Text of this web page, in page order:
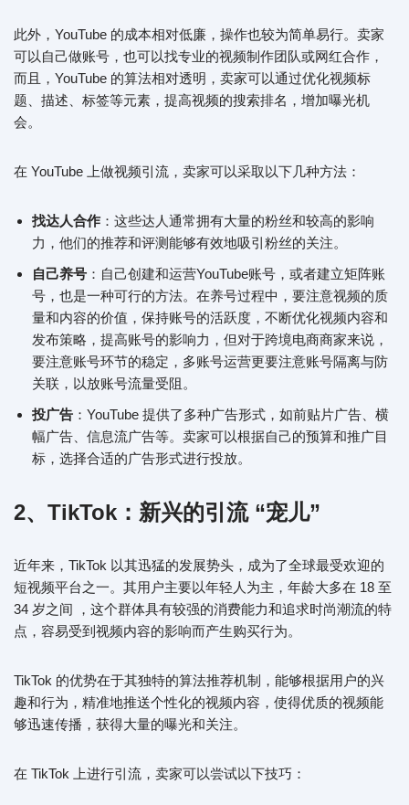
此外，YouTube 的成本相对低廉，操作也较为简单易行。卖家
可以自己做账号，也可以找专业的视频制作团队或网红合作，
而且，YouTube 的算法相对透明，卖家可以通过优化视频标
题、描述、标签等元素，提高视频的搜索排名，增加曝光机
会。
在 YouTube 上做视频引流，卖家可以采取以下几种方法：
找达人合作 ：这些达人通常拥有大量的粉丝和较高的影响
力，他们的推荐和评测能够有效地吸引粉丝的关注。
自己养号 ：自己创建和运营YouTube账号，或者建立矩阵账
号，也是一种可行的方法。在养号过程中，要注意视频的质
量和内容的价值，保持账号的活跃度，不断优化视频内容和
发布策略，提高账号的影响力，但对于跨境电商商家来说，
要注意账号环节的稳定，多账号运营更要注意账号隔离与防
关联，以放账号流量受阻。
投广告 ：YouTube 提供了多种广告形式，如前贴片广告、横
幅广告、信息流广告等。卖家可以根据自己的预算和推广目
标，选择合适的广告形式进行投放。
2、 TikTok：新兴的引流 “宠儿”
近年来，TikTok 以其迅猛的发展势头，成为了全球最受欢迎的
短视频平台之一。其用户主要以年轻人为主，年龄大多在 18 至
34 岁之间 ，这个群体具有较强的消费能力和追求时尚潮流的特
点，容易受到视频内容的影响而产生购买行为。
TikTok 的优势在于其独特的算法推荐机制，能够根据用户的兴
趣和行为，精准地推送个性化的视频内容，使得优质的视频能
够迅速传播，获得大量的曝光和关注。
在 TikTok 上进行引流，卖家可以尝试以下技巧：